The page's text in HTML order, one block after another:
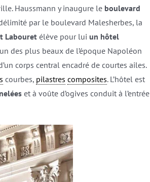
Haussmann y inaugure le boulevard
par le boulevard Malesherbes, la
Labouretélève pour lui un hôtel
des plus beaux de l’époque Napoléon
corps central encadré de courtes ailes.
courbes, pilastres composites. L’hôtel est
et à voûte d’ogives conduit à l’entrée